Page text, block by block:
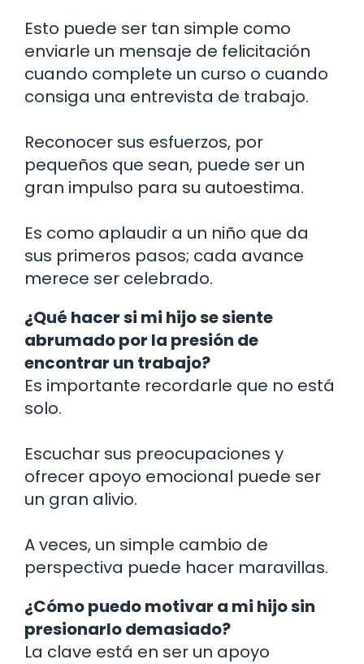
Esto puede ser tan simple como
enviarle un mensaje de felicitación
cuando complete un curso o cuando
consiga una entrevista de trabajo.
Reconocer sus esfuerzos, por
pequeños que sean, puede ser un
gran impulso para su autoestima.
Es como aplaudir a un niño que da
sus primeros pasos; cada avance
merece ser celebrado.
¿Qué hacer si mi hijo se siente
abrumado por la presión de
encontrar un trabajo?
Es importante recordarle que no está
solo.
Escuchar sus preocupaciones y
ofrecer apoyo emocional puede ser
un gran alivio.
A veces, un simple cambio de
perspectiva puede hacer maravillas.
¿Cómo puedo motivar a mi hijo sin
presionarlo demasiado?
La clave está en ser un apoyo